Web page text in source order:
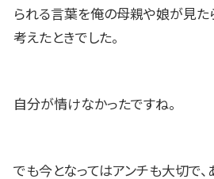
られる言葉を俺の母親や娘が見た
考えたときでした。
自分が情けなかったですね。
でも今となってはアンチも大切で、